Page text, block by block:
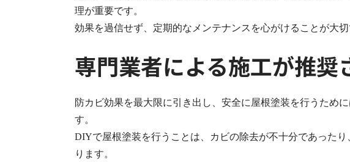
理が重要です。
効果を過信せず、定期的なメンテナンスを心がけることが大切
専門業者による施工が推奨
防カビ効果を最大限に引き出し、安全に屋根塗装を行うため
す。
DIYで屋根塗装を行うことは、カビの除去が不十分であった
ります。